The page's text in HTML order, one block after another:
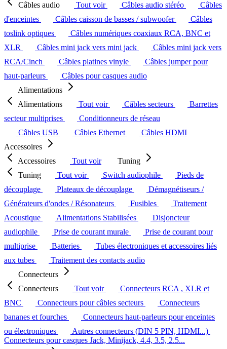
Câbles audio
Tout voir Câbles audio stéréo
Câbles
d'enceintes
Câbles caisson de basses / subwoofer
Câbles
toslink optiques
Câbles numériques coaxiaux RCA, BNC et
XLR
Câbles mini jack vers mini jack
Câbles mini jack vers
RCA/Cinch
Câbles platines vinyle
Câbles jumper pour
haut-parleurs
Câbles pour casques audio
Alimentations
Alimentations
Tout voir Câbles secteurs
Barrettes
secteur multiprises
Conditionneurs de réseau
Câbles USB
Câbles Ethernet
Câbles HDMI
Accessoires
Accessoires
Tout voir
Tuning
Tuning
Tout voir Switch audiophile
Pieds de
découplage
Plateaux de découplage
Démagnétiseurs /
Générateurs d'ondes / Résonateurs
Fusibles
Traitement
Acoustique
Alimentations Stabilisées
Disjoncteur
audiophile
Prise de courant murale
Prise de courant pour
multiprise
Batteries
Tubes électroniques et accessoires liés
aux tubes
Traitement des contacts audio
Connecteurs
Connecteurs
Tout voir
Connecteurs RCA , XLR et
BNC
Connecteurs pour câbles secteurs
Connecteurs
bananes et fourches
Connecteurs haut-parleurs pour enceintes
ou électroniques
Autres connecteurs (DIN 5 PIN, HDMI...)
Connecteurs pour casques Jack, Minijack, 4.4, 3.5, 2.5...